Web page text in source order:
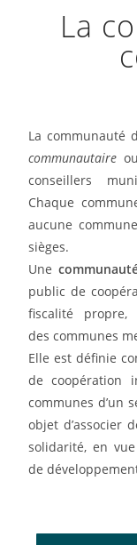
La
La communauté
communautaire ou
conseillers
Chaque
aucune
sièges.
Une
public de
fiscalité
des communes
Elle est définie
de coopération
communes d’un
objet d’associer
solidarité, en
de